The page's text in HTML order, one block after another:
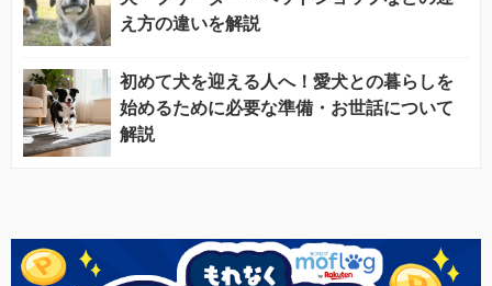
え方の違いを解説
初めて犬を迎える人へ！愛犬との暮らしを
始めるために必要な準備・お世話について
解説